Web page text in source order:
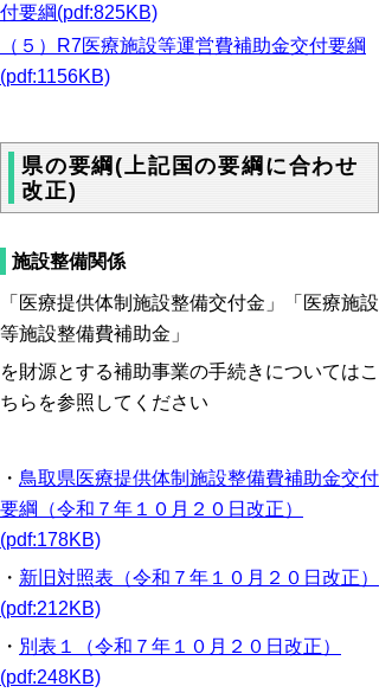
付要綱(pdf:825KB)
（５）R7医療施設等運営費補助金交付要綱
(pdf:1156KB)
県の要綱(上記国の要綱に合わせ
改正)
施設整備関係
「医療提供体制施設整備交付金」「医療施設
等施設整備費補助金」
を財源とする補助事業の手続きについてはこ
ちらを参照してください
・ 鳥取県医療提供体制施設整備費補助金交付
要綱（令和７年１０月２０日改正）
(pdf:178KB)
・ 新旧対照表（令和７年１０月２０日改正）
(pdf:212KB)
・ 別表１（令和７年１０月２０日改正）
(pdf:248KB)